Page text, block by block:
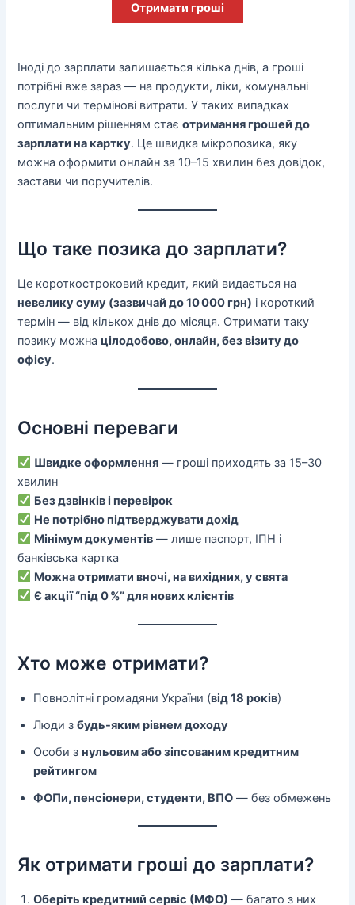
Отримати гроші
Іноді до зарплати залишається кілька днів, а гроші
потрібні вже зараз — на продукти, ліки, комунальні
послуги чи термінові витрати. У таких випадках
оптимальним рішенням стаєотримання грошей до
зарплати на картку. Це швидка мікропозика, яку
можна оформити онлайн за 10–15 хвилин без довідок,
застави чи поручителів.
Що таке позика до зарплати?
Це короткостроковий кредит, який видається на
невелику суму (зазвичай до 10 000 грн) і короткий
термін — від кількох днів до місяця. Отримати таку
позику можнацілодобово, онлайн, без візиту до
офісу.
Основні переваги
Швидке оформлення — гроші приходять за 15–30
хвилин
Без дзвінків і перевірок
Не потрібно підтверджувати дохід
Мінімум документів — лише паспорт, ІПН і
банківська картка
Можна отримати вночі, на вихідних, у свята
Є акції “під 0 %” для нових клієнтів
Хто може отримати?
Повнолітні громадяни України (від 18 років)
Люди збудь-яким рівнем доходу
Особи знульовим або зіпсованим кредитним
рейтингом
ФОПи, пенсіонери, студенти, ВПО — без обмежень
Як отримати гроші до зарплати?
Оберіть кредитний сервіс (МФО) — багато з них